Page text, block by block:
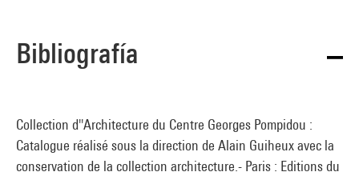
Bibliografía
Collection d''Architecture du Centre Georges Pompidou :
Catalogue réalisé sous la direction de Alain Guiheux avec la
conservation de la collection architecture.- Paris : Editions du